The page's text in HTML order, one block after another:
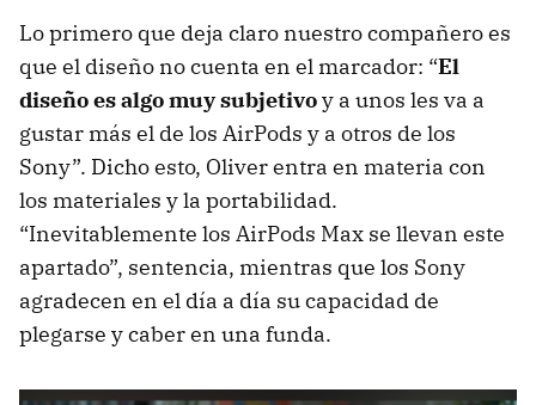
Lo primero que deja claro nuestro compañero es
que el diseño no cuenta en el marcador: “El
diseño es algo muy subjetivoy a unos les va a
gustar más el de los AirPods y a otros de los
Sony”. Dicho esto, Oliver entra en materia con
los materiales y la portabilidad.
“Inevitablemente los AirPods Max se llevan este
apartado”, sentencia, mientras que los Sony
agradecen en el día a día su capacidad de
plegarse y caber en una funda.